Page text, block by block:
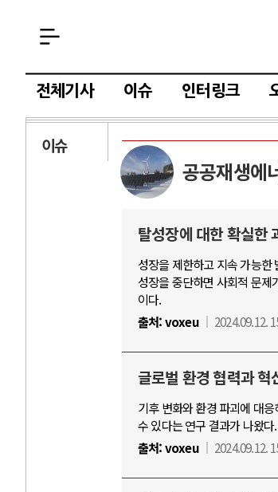
전체기사 이슈 인터링크
이슈
공공재생에
탈성장에 대한 확실한
성장을 제한하고 지속 가능
성장을 중단하면 사회적 문제
이다.
출처:voxeu 2024.09.12.
글로벌 환경 협력과 혁
기후 변화와 환경 파괴에 대
수 있다는 연구 결과가 나왔
출처:voxeu 2024.09.12.
AI와 인간
중국 AI, 저가 공세로 글로벌 토큰 시..